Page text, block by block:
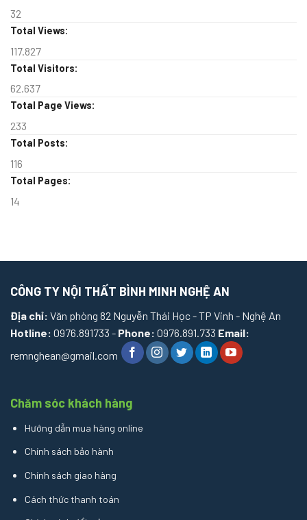
32
Total Views:
117.827
Total Visitors:
62.637
Total Page Views:
233
Total Posts:
116
Total Pages:
14
CÔNG TY NỘI THẤT BÌNH MINH NGHỆ AN
Địa chỉ: Văn phòng 82 Nguyễn Thái Học - TP Vinh - Nghệ An
Hotline: 0976.891733 - Phone: 0976.891.733 Email:
remnghean@gmail.com
Chăm sóc khách hàng
Hướng dẫn mua hàng online
Chính sách bảo hành
Chính sách giao hàng
Cách thức thanh toán